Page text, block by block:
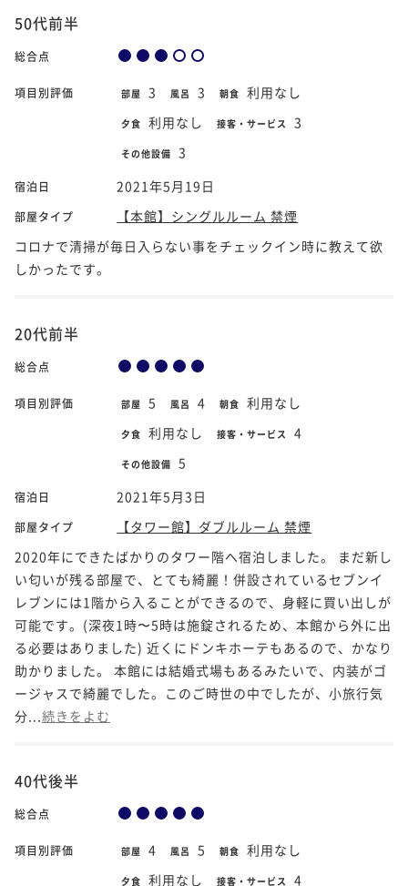
50代前半
総合点
項目別評価 部屋 3 風呂 3 朝食 利用なし
夕食 利用なし 接客・サービス 3
その他設備 3
宿泊日 2021年5月19日
部屋タイプ
【本館】シングルルーム 禁煙
コロナで清掃が毎日入らない事をチェックイン時に教えて欲
しかったです。
20代前半
総合点
項目別評価 部屋 5 風呂 4 朝食 利用なし
夕食 利用なし 接客・サービス 4
その他設備 5
宿泊日 2021年5月3日
部屋タイプ
【タワー館】ダブルルーム 禁煙
2020年にできたばかりのタワー階へ宿泊しました。 まだ新し
い匂いが残る部屋で、とても綺麗！併設されているセブンイ
レブンには1階から入ることができるので、身軽に買い出しが
可能です。(深夜1時〜5時は施錠されるため、本館から外に出
る必要はありました) 近くにドンキホーテもあるので、かなり
助かりました。 本館には結婚式場もあるみたいで、内装がゴ
ージャスで綺麗でした。このご時世の中でしたが、小旅行気
分... 続きをよむ
40代後半
総合点
項目別評価 部屋 4 風呂 5 朝食 利用なし
夕食 利用なし 接客・サービス 4